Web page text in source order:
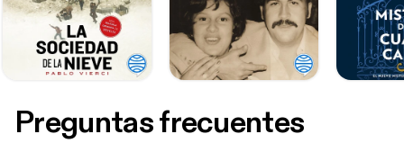
Preguntas frecuentes